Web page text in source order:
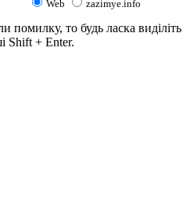
Web zazimye.info
помилку, то будь ласка
Shift + Enter.